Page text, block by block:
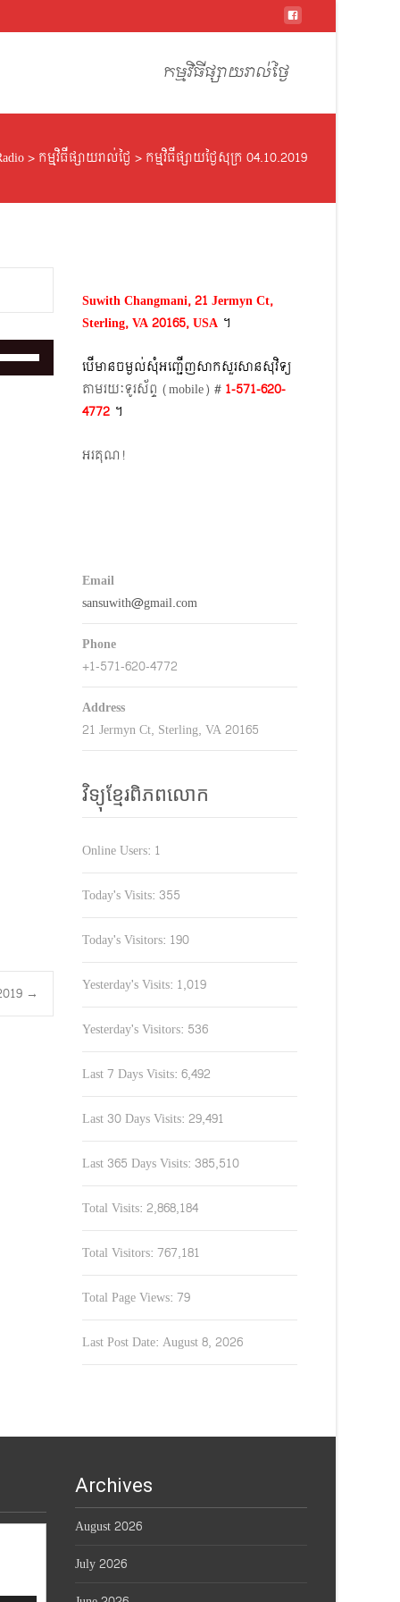
content
កម្មវិធីផ្សាយរាល់ថ្ងៃ
> កម្មវិធីផ្សាយរាល់ថ្ងៃ > កម្មវិធីផ្សាយថ្ងៃសុក្រ 04.10.2019
→
Suwith Changmani, 21 Jermyn Ct,
Sterling, VA 20165, USA ។​
បើមានចម្ងល់​សុំអញ្ជើញសាកសួរសានសុវិទ្យ
តាមរយៈទូរស័ព្ទ​ (mobile)​ # 1-571-620-
4772​ ។
អរគុណ!
Email
sansuwith@gmail.com
Phone
+1-571-620-4772
Address
21 Jermyn Ct, Sterling, VA 20165
វិទ្យុខ្មែរពិភពលោក
Online Users: 1
Today's Visits: 355
Today's Visitors: 190
Yesterday's Visits: 1,019
Yesterday's Visitors: 536
Last 7 Days Visits: 6,492
Last 30 Days Visits: 29,491
Last 365 Days Visits: 385,510
Total Visits: 2,868,184
Total Visitors: 767,181
Total Page Views: 79
Last Post Date: August 8, 2026
Archives
August 2026
July 2026